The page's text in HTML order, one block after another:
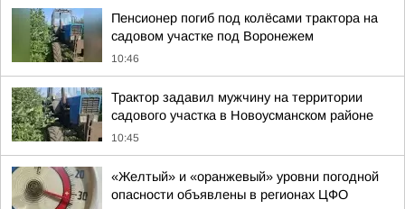
Пенсионер погиб под колёсами трактора на
садовом участке под Воронежем
10:46
Трактор задавил мужчину на территории
садового участка в Новоусманском районе
10:45
«Желтый» и «оранжевый» уровни погодной
опасности объявлены в регионах ЦФО